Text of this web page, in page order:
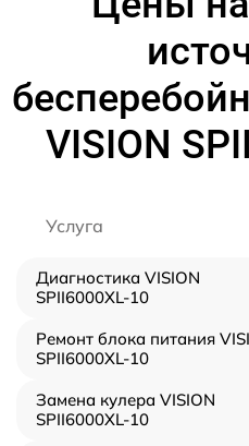
VISION
Услуга
Диагностика VISION
SPII6000XL-10
Ремонт блока питания
SPII6000XL-10
Замена кулера VISION
SPII6000XL-10